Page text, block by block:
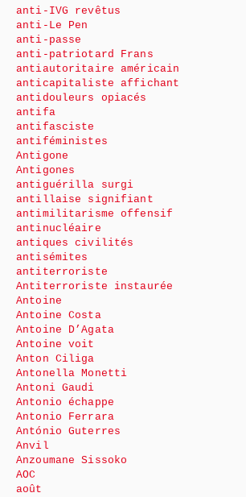
anti-IVG revêtus
anti-Le Pen
anti-passe
anti-patriotard Frans
antiautoritaire américain
anticapitaliste affichant
antidouleurs opiacés
antifa
antifasciste
antiféministes
Antigone
Antigones
antiguérilla surgi
antillaise signifiant
antimilitarisme offensif
antinucléaire
antiques civilités
antisémites
antiterroriste
Antiterroriste instaurée
Antoine
Antoine Costa
Antoine D’Agata
Antoine voit
Anton Ciliga
Antonella Monetti
Antoni Gaudi
Antonio échappe
Antonio Ferrara
António Guterres
Anvil
Anzoumane Sissoko
AOC
août